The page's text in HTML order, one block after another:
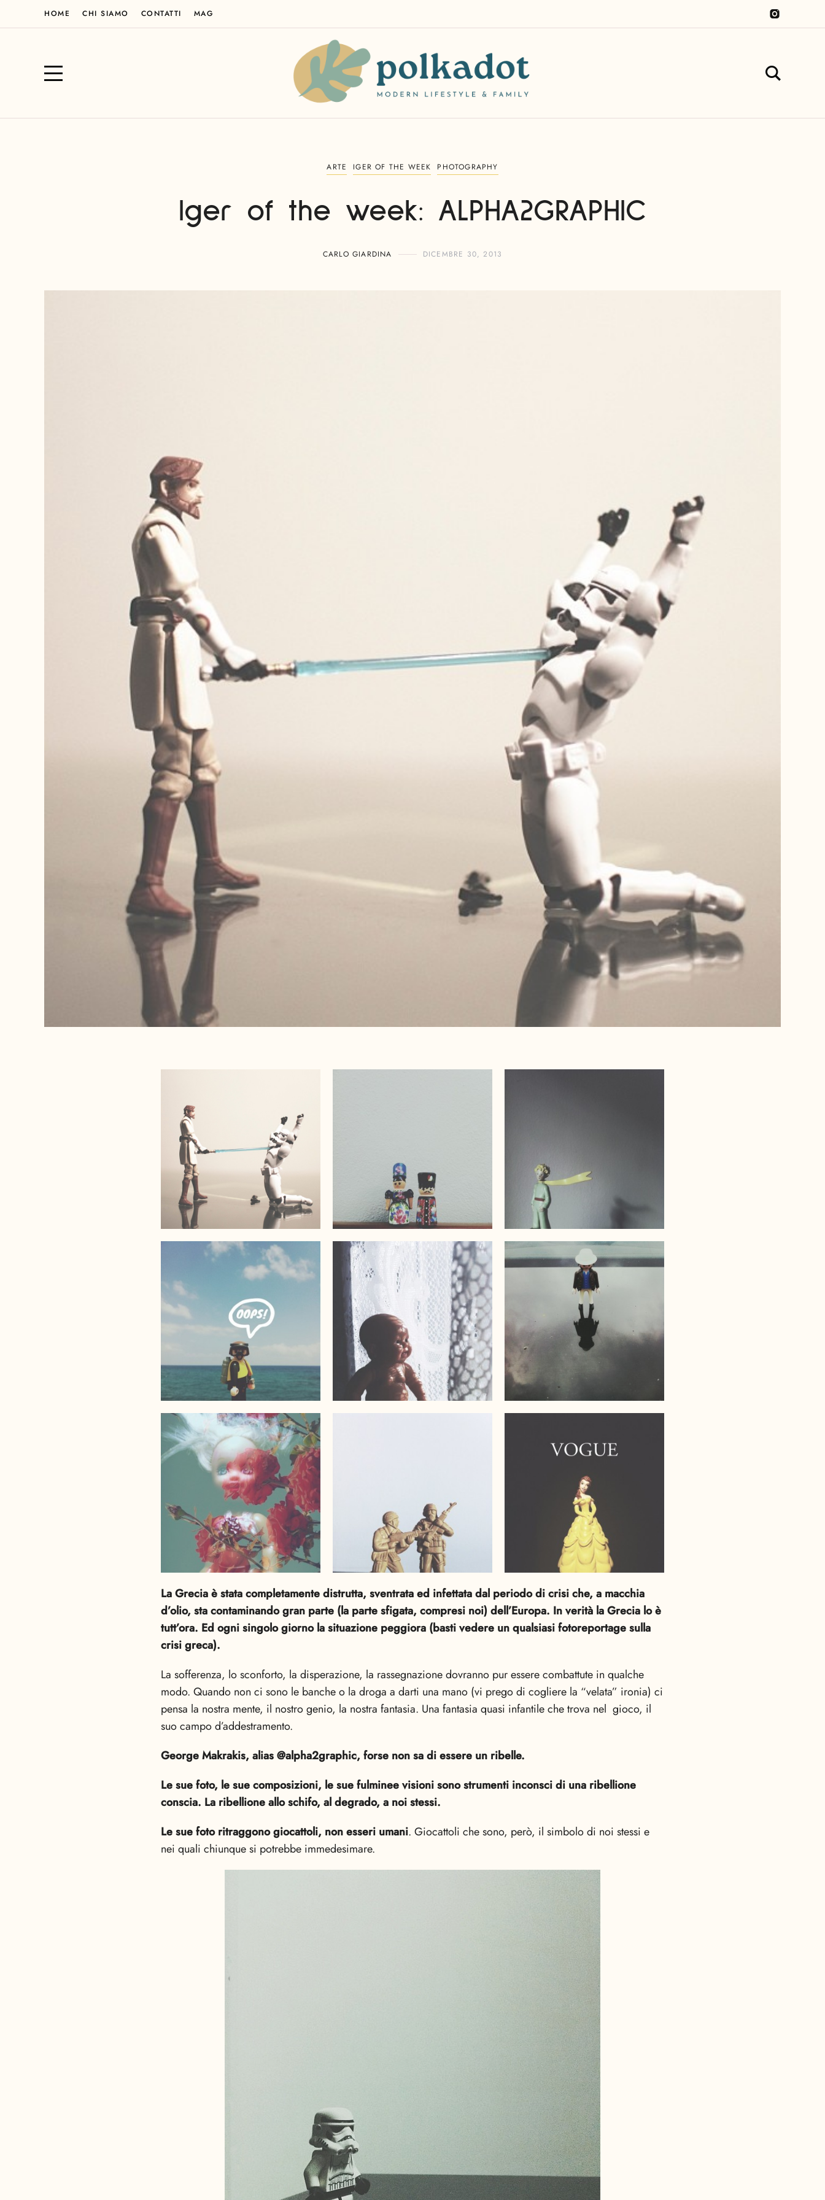
HOME CHI SIAMO CONTATTI MAG
ARTE IGER OF THE WEEK PHOTOGRAPHY
Iger of the week: ALPHA2GRAPHIC
CARLO GIARDINA DICEMBRE 30, 2013
La Grecia è stata completamente distrutta, sventrata ed infettata dal periodo di crisi che, a macchia
d’olio, sta contaminando gran parte (la parte sfigata, compresi noi) dell’Europa. In verità la Grecia lo è
tutt’ora. Ed ogni singolo giorno la situazione peggiora (basti vedere un qualsiasi fotoreportage sulla
crisi greca).
La sofferenza, lo sconforto, la disperazione, la rassegnazione dovranno pur essere combattute in qualche
modo. Quando non ci sono le banche o la droga a darti una mano (vi prego di cogliere la “velata” ironia) ci
pensa la nostra mente, il nostro genio, la nostra fantasia. Una fantasia quasi infantile che trova nel gioco, il
suo campo d’addestramento.
George Makrakis, alias @alpha2graphic, forse non sa di essere un ribelle.
Le sue foto, le sue composizioni, le sue fulminee visioni sono strumenti inconsci di una ribellione
conscia. La ribellione allo schifo, al degrado, a noi stessi.
Le sue foto ritraggono giocattoli, non esseri umani. Giocattoli che sono, però, il simbolo di noi stessi e
nei quali chiunque si potrebbe immedesimare.